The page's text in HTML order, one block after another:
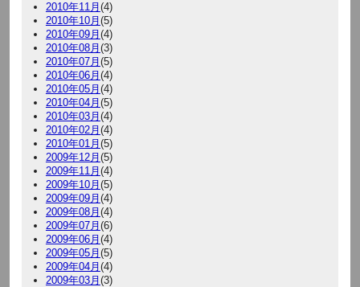
2010年11月 (4)
2010年10月 (5)
2010年09月 (4)
2010年08月 (3)
2010年07月 (5)
2010年06月 (4)
2010年05月 (4)
2010年04月 (5)
2010年03月 (4)
2010年02月 (4)
2010年01月 (5)
2009年12月 (5)
2009年11月 (4)
2009年10月 (5)
2009年09月 (4)
2009年08月 (4)
2009年07月 (6)
2009年06月 (4)
2009年05月 (5)
2009年04月 (4)
2009年03月 (3)